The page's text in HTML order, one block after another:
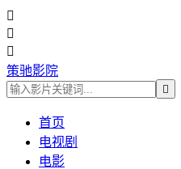



策驰影院

首页
电视剧
电影